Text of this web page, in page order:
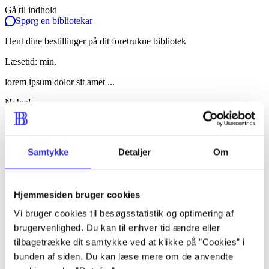
Samtykke Detaljer Om
Hjemmesiden bruger cookies
Vi bruger cookies til besøgsstatistik og optimering af
brugervenlighed. Du kan til enhver tid ændre eller
tilbagetrække dit samtykke ved at klikke på ”Cookies” i
bunden af siden. Du kan læse mere om de anvendte
Gå til indhold
Spørg en bibliotekar
Hent dine bestillinger på dit foretrukne bibliotek
Læsetid: min.
lorem ipsum dolor sit amet ...
Nyhed
lorem ipsum dolor sit amet ...
lorem ipsum dolor sit amet ...
lorem ipsum dolor sit amet ...
lorem ipsum dolor sit amet ...